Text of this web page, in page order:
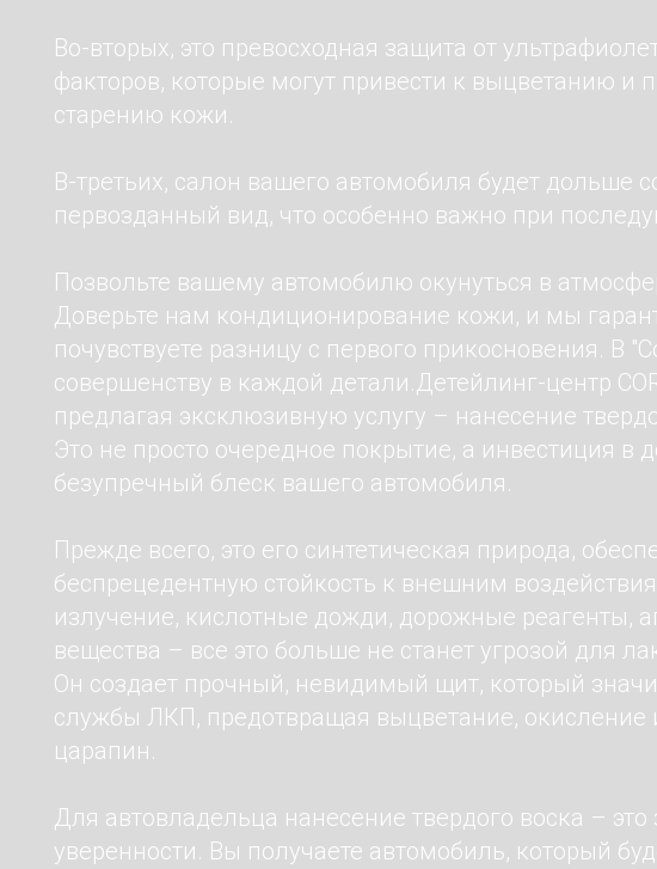
Во-вторых, это превосходная защита от
факторов, которые могут привести к выцветанию и
старению кожи.
В-третьих, салон вашего автомобиля будет дольше
первозданный вид, что особенно важно при
Позвольте вашему автомобилю окунуться в
Доверьте нам кондиционирование кожи, и мы
почувствуете разницу с первого прикосновения. В
совершенству в каждой детали.Детейлинг-центр
предлагая эксклюзивную услугу – нанесение
Это не просто очередное покрытие, а инвестиция в
безупречный блеск вашего автомобиля.
Прежде всего, это его синтетическая природа,
беспрецедентную стойкость к внешним
излучение, кислотные дожди, дорожные реагенты,
вещества – все это больше не станет угрозой для
Он создает прочный, невидимый щит, который
службы ЛКП, предотвращая выцветание, окисление
царапин.
Для автовладельца нанесение твердого воска – это
уверенности. Вы получаете автомобиль, который